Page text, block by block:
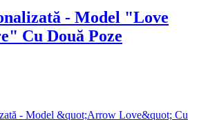
- Model "Love
Cu Două Poze